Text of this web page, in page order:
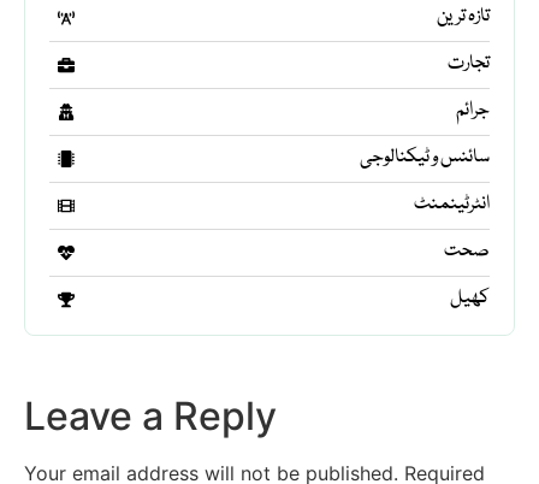
تازہ ترین
تجارت
جرائم
سائنس و ٹیکنالوجی
انٹرٹینمنٹ
صحت
کھیل
Leave a Reply
Your email address will not be published. Required